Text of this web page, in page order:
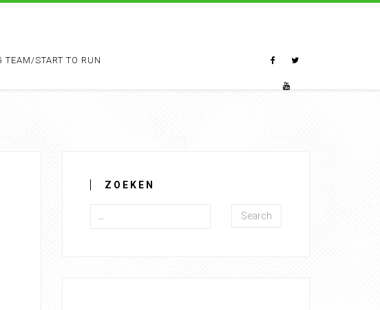
TEAM/START TO RUN
ZOEKEN
Search